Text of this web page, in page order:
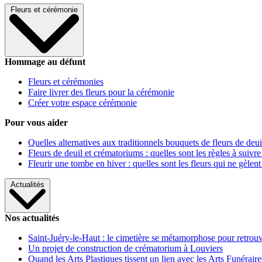
Fleurs et cérémonie
Hommage au défunt
Fleurs et cérémonies
Faire livrer des fleurs pour la cérémonie
Créer votre espace cérémonie
Pour vous aider
Quelles alternatives aux traditionnels bouquets de fleurs de
Fleurs de deuil et crématoriums : quelles sont les règles à
Fleurir une tombe en hiver : quelles sont les fleurs qui ne gèlent
Actualités
Nos actualités
Saint-Juéry-le-Haut : le cimetière se métamorphose pour
Un projet de construction de crématorium à Louviers
Quand les Arts Plastiques tissent un lien avec les Arts